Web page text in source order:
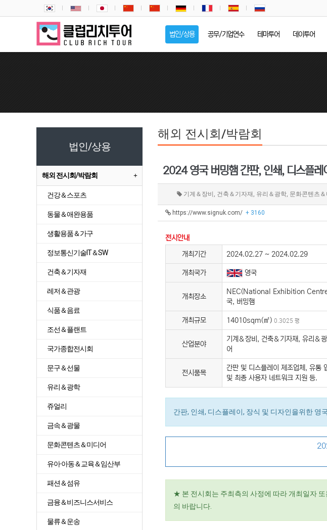
법인/상용 공무/기업연수 테마투어 데이투어
해외 전시회/박람회
2024 영국 버밍햄 간판, 인쇄, 디스플레
기계＆장비, 건축＆기자재, 유리＆광학, 문화콘텐츠＆
https://www.signuk.com/ + 3160
전시안내
개최기간
2024.02.27 ~ 2024.02.29
개최국가 영국
개최장소
NEC(National Exhibition
국, 버밍햄
개최규모 14010sqm(㎡) 0.3025 평
산업분야
기계＆장비, 건축＆기자재, 유리＆
어
전시품목
간판 및 디스플레이 제조업체, 유통
및 최종 사용자 네트워크 지원 등.
간판, 인쇄, 디스플레이, 장식 및 디자인을위한 영
★ 본 전시회는 주최측의 사정에 따라 개최일자
의 바랍니다.
법인/상용
해외 전시회/박람회
건강＆스포츠
동물＆애완용품
생활용품＆가구
정보통신기술IT＆SW
건축＆기자재
레저＆관광
식품＆음료
조선＆플랜트
국가종합전시회
문구＆선물
유리＆광학
쥬얼리
금속＆광물
문화콘텐츠＆미디어
유아·아동＆교육＆임산부
패션＆섬유
금융＆비즈니스서비스
물류＆운송